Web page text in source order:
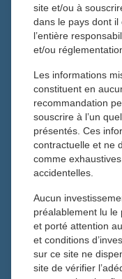
Toutes les actualités
23 septembre 2025
Actualités
Alors qu’une
s’ajoute aux
budgétaires,
portefeuilles
1) Le CAC 40 flirte
inquiéter ? Quel
site et/ou à
dans le pays dont
l’entière
et/ou
Les informations
constituent en
recommandation
souscrire à l’un
présentés. Ces
contractuelle et ne
comme
accidentelles.
Aucun
préalablement lu le
et porté attention
et conditions
sur ce site ne
site de vérifier